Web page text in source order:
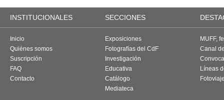
INSTITUCIONALES SECCIONES
Inicio
Quiénes somos
Suscripción
FAQ
Contacto
Exposiciones
Fotografías del CdF
Investigación
Educativa
Catálogo
Mediateca
MUFF,
Canal
Líneas